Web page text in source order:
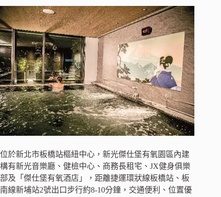
位於新北市板橋站樞紐中心，新光傑仕堡有氧園區內建
構有新光音樂廳、健檢中心、商務長租宅、JX健身俱樂
部及「傑仕堡有氧酒店」，距離捷運環狀線板橋站、板
南線新埔站2號出口步行約8-10分鐘，交通便利、位置優